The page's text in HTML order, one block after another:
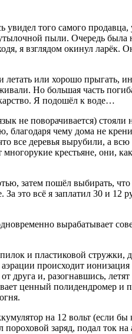
того самого продавца,
пыли. Очередь
я взглядом окинул ларёк.
или хорошо прыгать,
Но большая часть
Я подошёл к воде…
не поворачивается) стояли
благодаря чему дома не
все деревья вырубили, а
крестьяне, они,
затем пошёл выбирать,
это всё я заплатил 30 и 12
вырабатывает
и пластиковой стружки,
происходит ионизация
друга и, разогнавшись, летят
ценный полидендромер и
на 12 вольт (если бы
заряд, подал ток